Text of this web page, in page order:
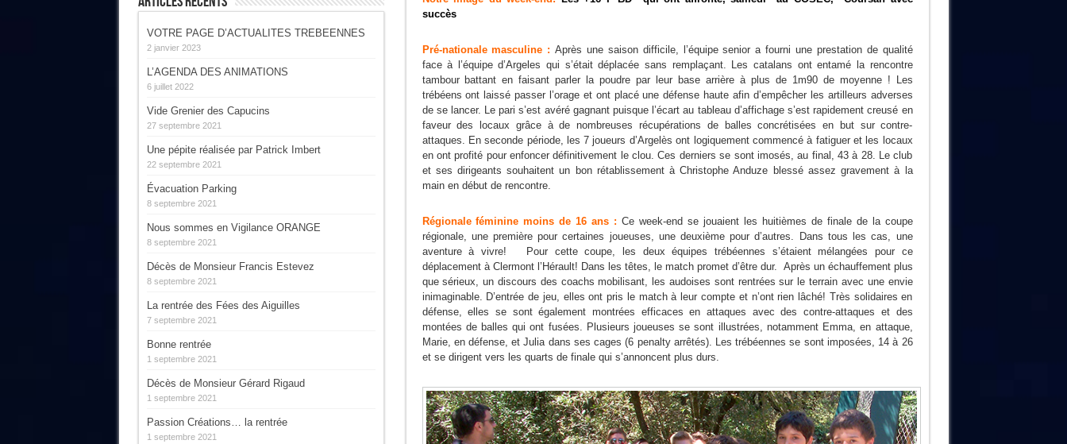
succès
Pré-nationale masculine : Après une saison difficile, l’équipe senior a fourni une prestation de qualité
face à l’équipe d’Argeles qui s’était déplacée sans remplaçant. Les catalans ont entamé la rencontre
tambour battant en faisant parler la poudre par leur base arrière à plus de 1m90 de moyenne ! Les
trébéens ont laissé passer l’orage et ont placé une défense haute afin d’empêcher les artilleurs adverses
de se lancer. Le pari s’est avéré gagnant puisque l’écart au tableau d’affichage s’est rapidement creusé en
faveur des locaux grâce à de nombreuses récupérations de balles concrétisées en but sur contre-
attaques. En seconde période, les 7 joueurs d’Argelès ont logiquement commencé à fatiguer et les locaux
en ont profité pour enfoncer définitivement le clou. Ces derniers se sont imosés, au final, 43 à 28. Le club
et ses dirigeants souhaitent un bon rétablissement à Christophe Anduze blessé assez gravement à la
main en début de rencontre.
Régionale féminine moins de 16 ans :Ce week-end se jouaient les huitièmes de finale de la coupe
régionale, une première pour certaines joueuses, une deuxième pour d’autres. Dans tous les cas, une
aventure à vivre! Pour cette coupe, les deux équipes trébéennes s’étaient mélangées pour ce
déplacement à Clermont l’Hérault! Dans les têtes, le match promet d’être dur. Après un échauffement plus
que sérieux, un discours des coachs mobilisant, les audoises sont rentrées sur le terrain avec une envie
inimaginable. D’entrée de jeu, elles ont pris le match à leur compte et n’ont rien lâché! Très solidaires en
défense, elles se sont également montrées efficaces en attaques avec des contre-attaques et des
montées de balles qui ont fusées. Plusieurs joueuses se sont illustrées, notamment Emma, en attaque,
Marie, en défense, et Julia dans ses cages (6 penalty arrêtés). Les trébéennes se sont imposées, 14 à 26
et se dirigent vers les quarts de finale qui s’annoncent plus durs.
VOTRE PAGE D’ACTUALITES TREBEENNES
2 janvier 2023
L’AGENDA DES ANIMATIONS
6 juillet 2022
Vide Grenier des Capucins
27 septembre 2021
Une pépite réalisée par Patrick Imbert
22 septembre 2021
Évacuation Parking
8 septembre 2021
Nous sommes en Vigilance ORANGE
8 septembre 2021
Décès de Monsieur Francis Estevez
8 septembre 2021
La rentrée des Fées des Aiguilles
7 septembre 2021
Bonne rentrée
1 septembre 2021
Décès de Monsieur Gérard Rigaud
1 septembre 2021
Passion Créations… la rentrée
1 septembre 2021